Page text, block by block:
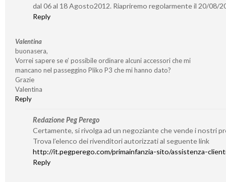
dal 06 al 18 Agosto2012. Riapriremo regolarmente il 20/08/
Reply
Valentina
buonasera,
Vorrei sapere se e’ possibile ordinare alcuni accessori che mi
mancano nel passeggino Pliko P3 che mi hanno dato?
Grazie
Valentina
Reply
Redazione Peg Perego
Certamente, si rivolga ad un negoziante che vende i nostri
Trova l’elenco dei rivenditori autorizzati al seguente link
http://it.pegperego.com/primainfanzia-sito/assistenza-
Reply